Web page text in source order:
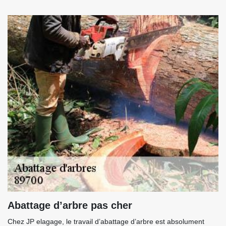
Abattage d’arbre pas cher
Chez JP elagage, le travail d’abattage d’arbre est absolument